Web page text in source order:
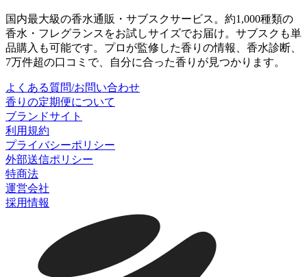
国内最大級の香水通販・サブスクサービス。約1,000種類の
香水・フレグランスをお試しサイズでお届け。サブスクも単
品購入も可能です。プロが監修した香りの情報、香水診断、
7万件超の口コミで、自分に合った香りが見つかります。
よくある質問/お問い合わせ
香りの定期便について
ブランドサイト
利用規約
プライバシーポリシー
外部送信ポリシー
特商法
運営会社
採用情報